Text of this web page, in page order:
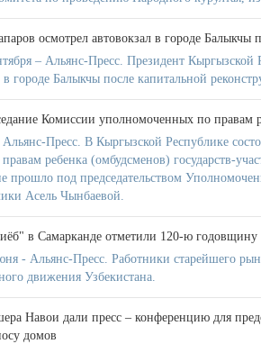
осмотрел автовокзал в городе Балыкчы
– Альянс-Пресс. Президент Кыргызской
в городе Балыкчы после капитальной
Комиссии уполномоченных по правам
Пресс. В Кыргызской Республике
ребенка (омбудсменов) государств-
прошло под председательством
Асель Чынбаевой.
в Самарканде отметили 120-ю
Альянс-Пресс. Работники старейшего
движения Узбекистана.
Навои дали пресс – конференцию для
домов